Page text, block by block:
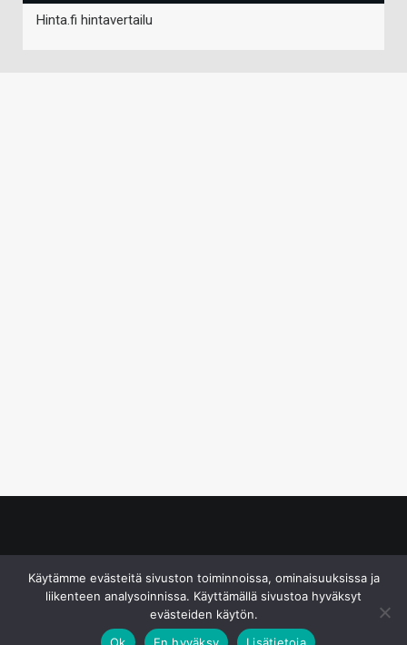
Hinta.fi hintavertailu
Käytämme evästeitä sivuston toiminnoissa, ominaisuuksissa ja
liikenteen analysoinnissa. Käyttämällä sivustoa hyväksyt
evästeiden käytön.
Ok
En hyväksy Lisätietoja